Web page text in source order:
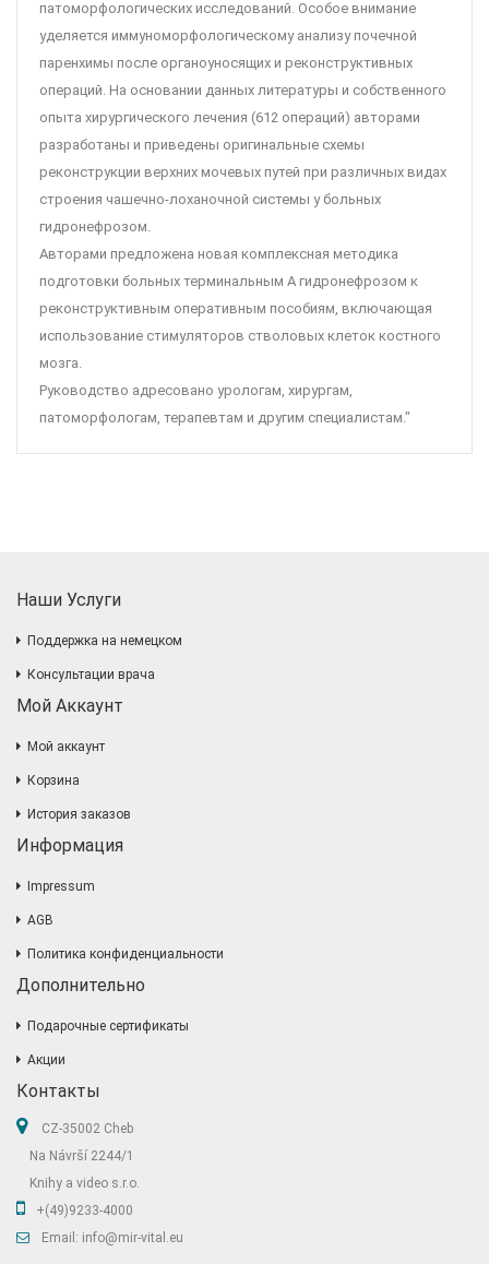
патоморфологических исследований. Особое внимание
уделяется иммуноморфологическому анализу почечной
паренхимы после органоуносящих и реконструктивных
операций. На основании данных литературы и собственного
опыта хирургического лечения (612 операций) авторами
разработаны и приведены оригинальные схемы
реконструкции верхних мочевых путей при различных видах
строения чашечно-лоханочной системы у больных
гидронефрозом.
Авторами предложена новая комплексная методика
подготовки больных терминальным А гидронефрозом к
реконструктивным оперативным пособиям, включающая
использование стимуляторов стволовых клеток костного
мозга.
Руководство адресовано урологам, хирургам,
патоморфологам, терапевтам и другим специалистам."
Наши Услуги
Поддержка на немецком
Консультации врача
Мой Аккаунт
Мой аккаунт
Корзина
История заказов
Информация
Impressum
AGB
Политика конфиденциальности
Дополнительно
Подарочные сертификаты
Акции
Контакты
CZ-35002 Cheb
Na Návrší 2244/1
Knihy a video s.r.o.
+(49)9233-4000
Email: info@mir-vital.eu